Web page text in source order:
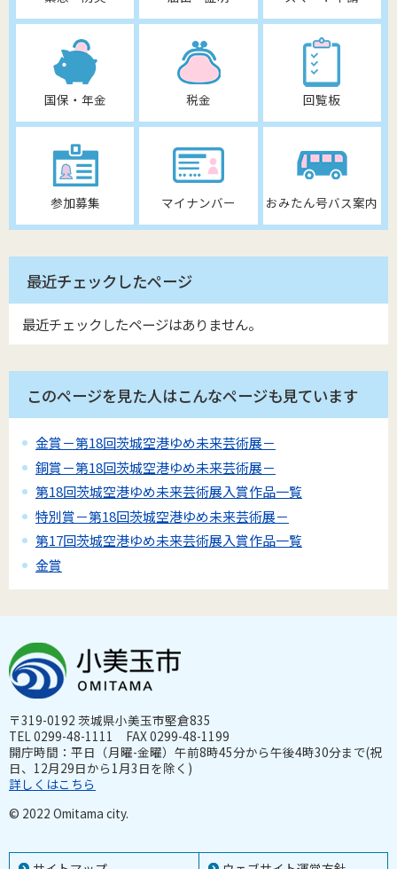
国保・年金 税金 回覧板
参加募集 マイナンバー おみたん号バス案内
最近チェックしたページ
最近チェックしたページはありません。
このページを見た人はこんなページも見ています
金賞－第18回茨城空港ゆめ未来芸術展－
銅賞－第18回茨城空港ゆめ未来芸術展－
第18回茨城空港ゆめ未来芸術展入賞作品一覧
特別賞－第18回茨城空港ゆめ未来芸術展－
第17回茨城空港ゆめ未来芸術展入賞作品一覧
金賞
〒319-0192 茨城県小美玉市堅倉835
TEL 0299-48-1111 FAX 0299-48-1199
開庁時間：平日（月曜-金曜）午前8時45分から午後4時30分まで(祝
日、12月29日から1月3日を除く)
詳しくはこちら
© 2022 Omitama city.